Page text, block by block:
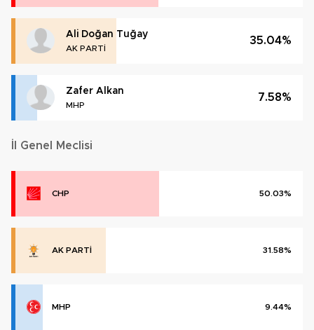
Ali Doğan Tuğay
AK PARTİ
35.04%
Zafer Alkan
MHP
7.58%
İl Genel Meclisi
CHP 50.03%
AK PARTİ 31.58%
MHP 9.44%